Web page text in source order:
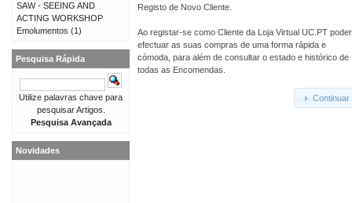
Registo de Novo Cliente.
Ao registar-se como Cliente da Loja Virtual UC.PT
efectuar as suas compras de uma forma rápida e
cómoda, para além de consultar o estado e histórico de
todas as Encomendas.
Continuar
SAW - SEEING AND
ACTING WORKSHOP
Emolumentos (1)
Pesquisa Rápida
Utilize palavras chave para
pesquisar Artigos.
Pesquisa Avançada
Novidades